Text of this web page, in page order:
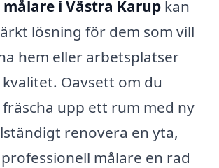
målare i Västra Karup kan
lösning för dem som vill
hem eller arbetsplatser
Oavsett om du
upp ett rum med ny
renovera en yta,
målare en rad